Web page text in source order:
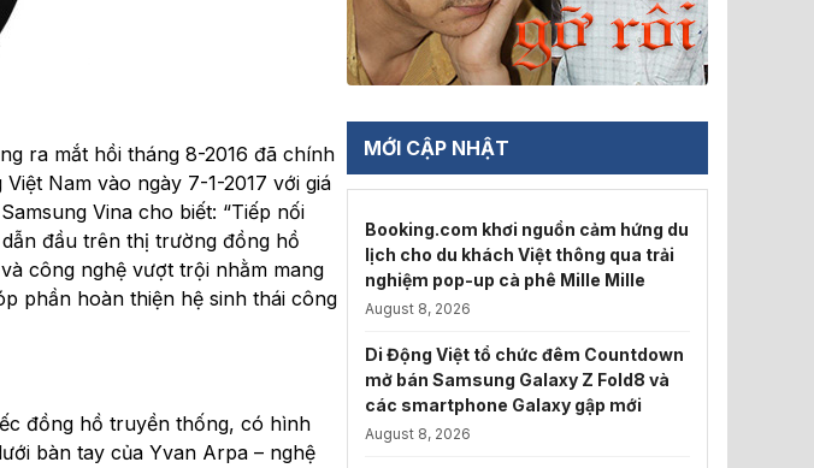
ra mắt hồi tháng 8-2016 đã chính
Nam vào ngày 7-1-2017 với giá
Vina cho biết: “Tiếp nối
đầu trên thị trường đồng hồ
công nghệ vượt trội nhằm mang
phần hoàn thiện hệ sinh thái công
đồng hồ truyền thống, có hình
bàn tay của Yvan Arpa – nghệ
MỚI CẬP NHẬT
Booking.com khơi nguồn cảm hứng du
lịch cho du khách Việt thông qua trải
nghiệm pop-up cà phê Mille Mille
August 8, 2026
Di Động Việt tổ chức đêm Countdown
mở bán Samsung Galaxy Z Fold8 và
các smartphone Galaxy gập mới
August 8, 2026